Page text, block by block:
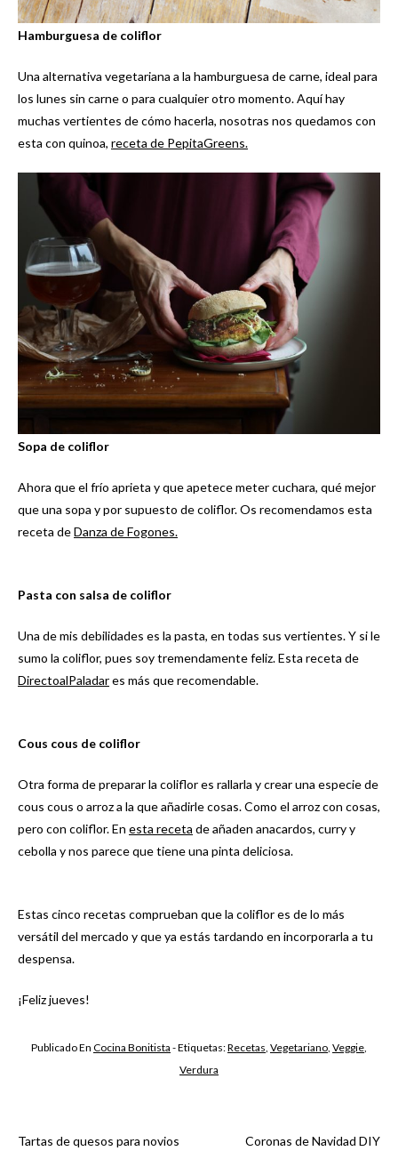
Hamburguesa de coliflor
Una alternativa vegetariana a la hamburguesa de carne, ideal para
los lunes sin carne o para cualquier otro momento. Aquí hay
muchas vertientes de cómo hacerla, nosotras nos quedamos con
esta con quinoa, receta de PepitaGreens.
Sopa de coliflor
Ahora que el frío aprieta y que apetece meter cuchara, qué mejor
que una sopa y por supuesto de coliflor. Os recomendamos esta
receta deDanza de Fogones.
Pasta con salsa de coliflor
Una de mis debilidades es la pasta, en todas sus vertientes. Y si le
sumo la coliflor, pues soy tremendamente feliz. Esta receta de
DirectoalPaladares más que recomendable.
Cous cous de coliflor
Otra forma de preparar la coliflor es rallarla y crear una especie de
cous cous o arroz a la que añadirle cosas. Como el arroz con cosas,
pero con coliflor. En esta receta de añaden anacardos, curry y
cebolla y nos parece que tiene una pinta deliciosa.
Estas cinco recetas comprueban que la coliflor es de lo más
versátil del mercado y que ya estás tardando en incorporarla a tu
despensa.
¡Feliz jueves!
Publicado En Cocina Bonitista - Etiquetas:Recetas Vegetariano Veggie
Verdura
Tartas de quesos para novios
Coronas de Navidad DIY